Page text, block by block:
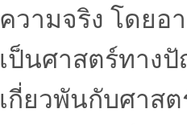
ความจริง โดย
เป็นศาสตร์ทาง
เกี่ยวพันกับศาส